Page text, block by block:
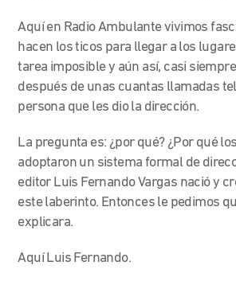
Aquí en Radio Ambulante vivimos
hacen los ticos para llegar a los
tarea imposible y aún así, casi
después de unas cuantas llamadas
persona que les dio la dirección.
La pregunta es: ¿por qué? ¿Por qué
adoptaron un sistema formal de
editor Luis Fernando Vargas nació y
este laberinto. Entonces le pedimos
explicara.
Aquí Luis Fernando.